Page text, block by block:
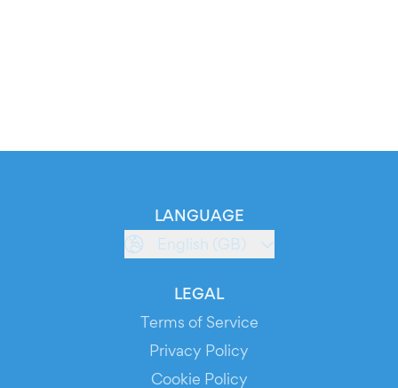
LANGUAGE
English (GB)
LEGAL
Terms of Service
Privacy Policy
Cookie Policy